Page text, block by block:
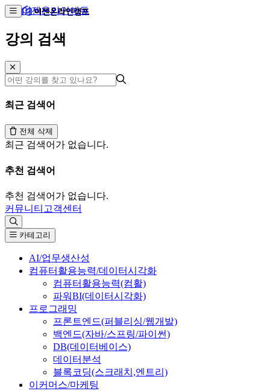
이젠온라인에듀
강의 검색
최근 검색어
전체 삭제
최근 검색어가 없습니다.
추천 검색어
추천 검색어가 없습니다.
커뮤니티 고객센터
카테고리
AI/업무생산성
컴퓨터활용능력/데이터시각화
컴퓨터활용능력(컴활)
파워BI(데이터시각화)
프로그래밍
프론트엔드(퍼블리싱/웹개발)
백엔드(자바/스프링/파이썬)
DB(데이터베이스)
데이터분석
블록코딩(스크래치,엔트리)
이커머스/마케팅